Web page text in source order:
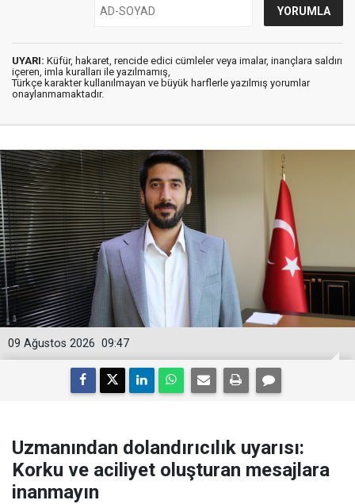
UYARI: Küfür, hakaret, rencide edici cümleler veya imalar, inançlara saldırı
içeren, imla kuralları ile yazılmamış,
Türkçe karakter kullanılmayan ve büyük harflerle yazılmış yorumlar
onaylanmamaktadır.
09:47
09 Ağustos 2026
Uzmanından dolandırıcılık uyarısı:
Korku ve aciliyet oluşturan mesajlara
inanmayın